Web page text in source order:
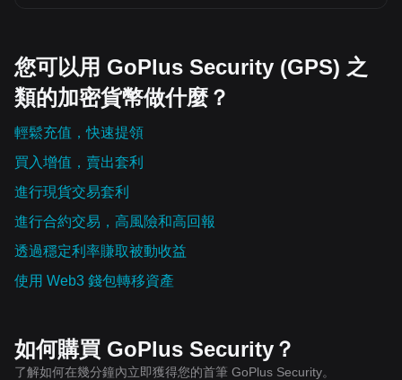
您可以用 GoPlus Security (GPS) 之
類的加密貨幣做什麼？
輕鬆充值，快速提領
買入增值，賣出套利
進行現貨交易套利
進行合約交易，高風險和高回報
透過穩定利率賺取被動收益
使用 Web3 錢包轉移資產
如何購買 GoPlus Security？
了解如何在幾分鐘內立即獲得您的首筆 GoPlus Security。